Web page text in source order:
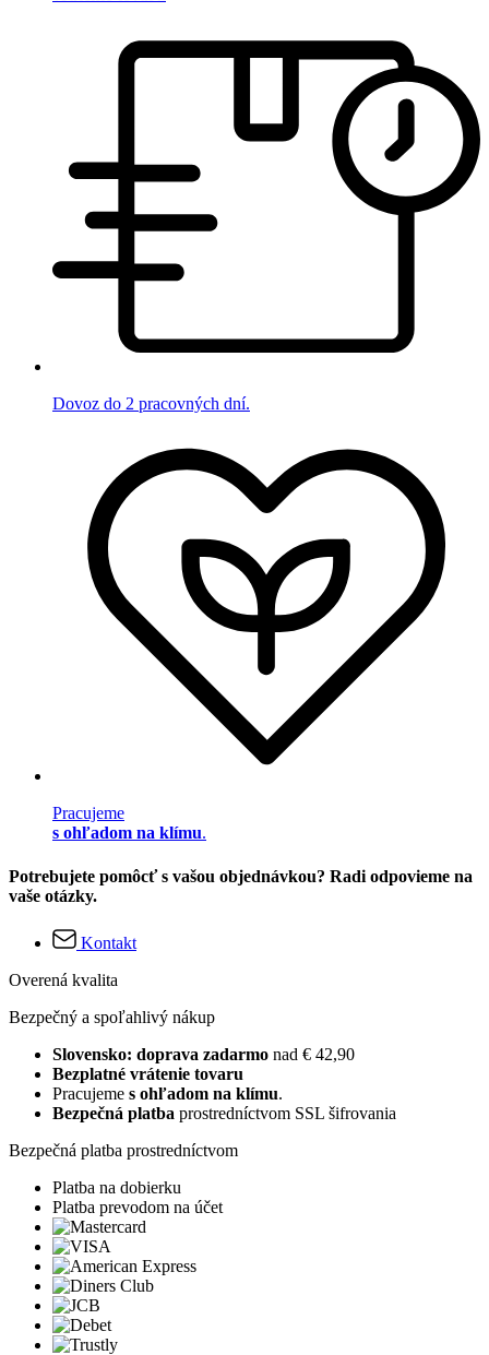
Dovoz do 2 pracovných dní.
Pracujeme
s ohľadom na klímu.
Potrebujete pomôcť s vašou objednávkou? Radi odpovieme na
vaše otázky.
Kontakt
Overená kvalita
Bezpečný a spoľahlivý nákup
Slovensko: doprava zadarmo nad € 42,90
Bezplatné vrátenie tovaru
Pracujeme s ohľadom na klímu.
Bezpečná platba prostredníctvom SSL šifrovania
Bezpečná platba prostredníctvom
Platba na dobierku
Platba prevodom na účet